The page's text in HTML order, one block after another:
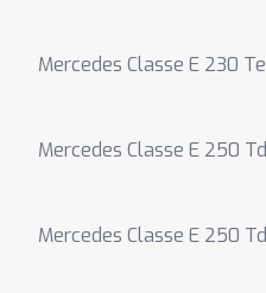
Mercedes Classe E 230 Te
Mercedes Classe E 250 Td
Mercedes Classe E 250 Td